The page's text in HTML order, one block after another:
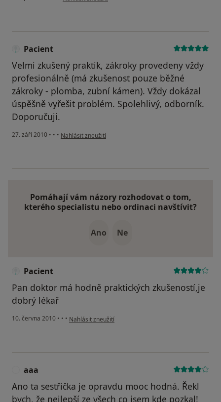
Pacient
Velmi zkušený praktik, zákroky provedeny vždy
profesionálně (má zkušenost pouze běžné
zákroky - plomba, zubní kámen). Vždy dokázal
úspěšně vyřešit problém. Spolehlivý, odborník.
Doporučuji.
27. září 2010 • • • podle názoru uživatele Pacient
Nahlásit zneužití
Pomáhají vám názory rozhodovat o tom,
kterého specialistu nebo ordinaci navštívit?
Ano Ne
Pacient
Pan doktor má hodně praktických zkušeností,je
dobrý lékař
10. června 2010 • • • podle názoru uživatele Pacient
Nahlásit zneužití
aaa
Ano ta sestřička je opravdu mooc hodná. Řekl
bych, že nejlepší ze všech co jsem kde pozkal!